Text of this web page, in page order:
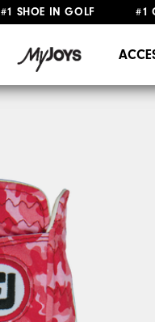
#1 SHOE IN GOLF #1